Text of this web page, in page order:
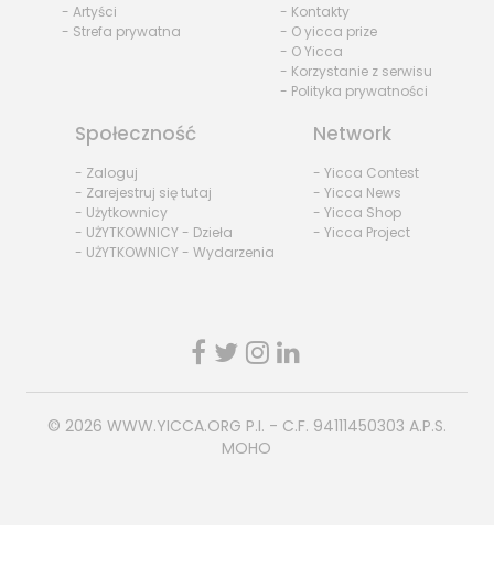
- Artyści
- Strefa prywatna
- Kontakty
- O yicca prize
- O Yicca
- Korzystanie z serwisu
- Polityka prywatności
Społeczność
- Zaloguj
- Zarejestruj się tutaj
- Użytkownicy
- UŻYTKOWNICY - Dzieła
- UŻYTKOWNICY - Wydarzenia
Network
- Yicca Contest
- Yicca News
- Yicca Shop
- Yicca Project
© 2026 WWW.YICCA.ORG P.I. - C.F. 94111450303 A.P.S.
MOHO